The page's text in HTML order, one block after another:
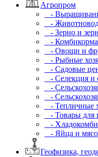
Агропром
-
-
- Зерно и
-
- Овощи и
- Рыбные
- Садовые
- Селекция и
-
-
- Тепличные
- Товары для
-
- Яйца и
Геофизика,